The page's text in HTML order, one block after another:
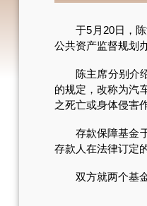
于5月20日，陈
公共资产监督规划
陈主席分别介绍
的规定，改称为汽
之死亡或身体侵害
存款保障基金于
存款人在法律订定
双方就两个基金